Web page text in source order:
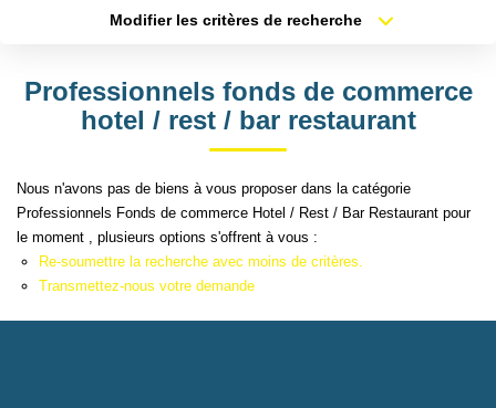
CHANGER DE GESTIONNAIRE
L'AGENCE
CONTACT
Modifier les critères de recherche
Surface min Budget max
Professionnels fonds de commerce
hotel / rest / bar restaurant
Nous n'avons pas de biens à vous proposer dans la catégorie
Professionnels Fonds de commerce Hotel / Rest / Bar Restaurant pour
le moment , plusieurs options s'offrent à vous :
Re-soumettre la recherche avec moins de critères.
Transmettez-nous votre demande